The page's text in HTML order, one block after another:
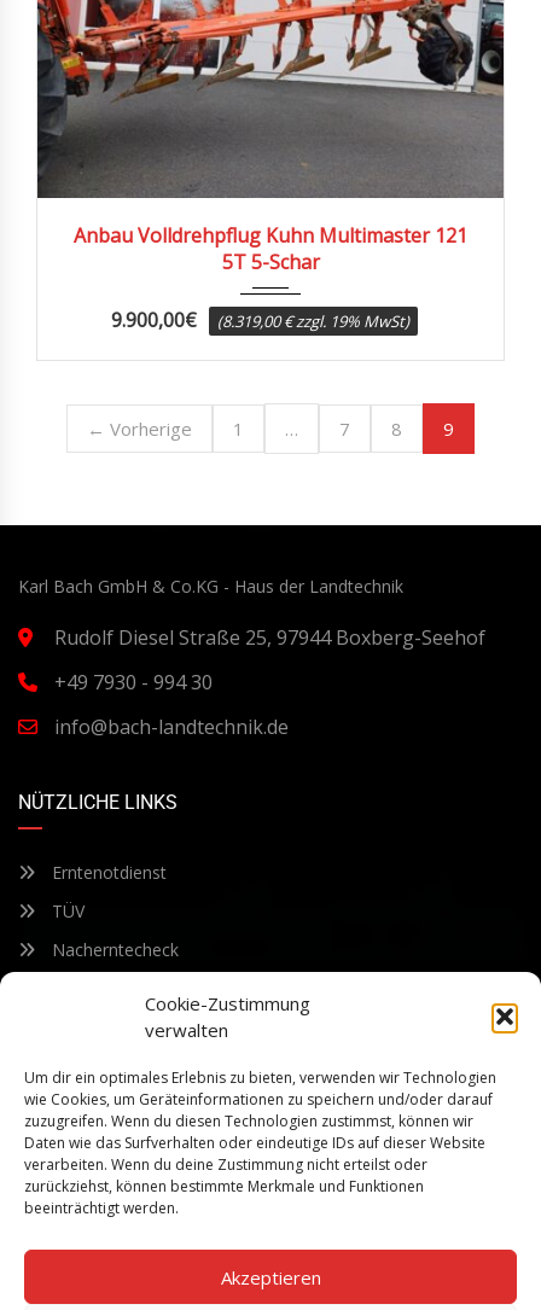
Cookie-Zustimmung
verwalten
Um dir ein optimales Erlebnis zu bieten, verwenden wir Technologien
wie Cookies, um Geräteinformationen zu speichern und/oder darauf
zuzugreifen. Wenn du diesen Technologien zustimmst, können wir
Daten wie das Surfverhalten oder eindeutige IDs auf dieser Website
verarbeiten. Wenn du deine Zustimmung nicht erteilst oder
zurückziehst, können bestimmte Merkmale und Funktionen
beeinträchtigt werden.
Akzeptieren
Anbau Volldrehpflug Kuhn Multimaster 121
5T 5-Schar
9.900,00€ (8.319,00 € zzgl. 19% MwSt)
← Vorherige 1 … 7 8 9
Karl Bach GmbH & Co.KG - Haus der Landtechnik
Rudolf Diesel Straße 25, 97944 Boxberg-Seehof
+49 7930 - 994 30
info@bach-landtechnik.de
NÜTZLICHE LINKS
Erntenotdienst
TÜV
Nacherntecheck
FÜR UNSEREN NEWSLETTER ANMELDEN
Bleiben Sie auf dem Laufenden über unsere sich ständig
weiterentwickelnden Produkteigenschaften und Technologien.
Geben Sie Ihre E-Mail-Adresse ein und abonnieren Sie unseren
Newsletter.